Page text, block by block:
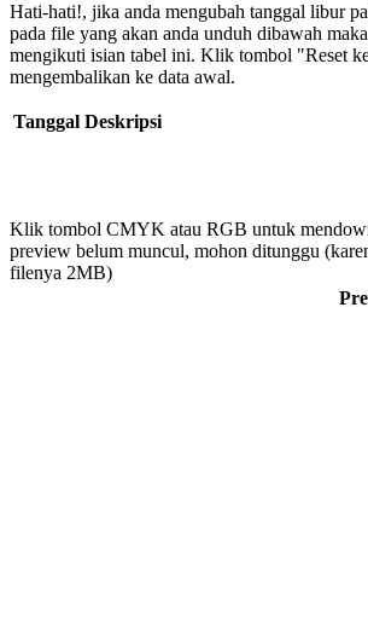
Hati-hati!, jika anda mengubah tanggal libur
pada file yang akan anda unduh dibawah
mengikuti isian tabel ini. Klik tombol "Reset
mengembalikan ke data awal.
Tanggal Deskripsi
Klik tombol CMYK atau RGB untuk
preview belum muncul, mohon ditunggu
filenya 2MB)